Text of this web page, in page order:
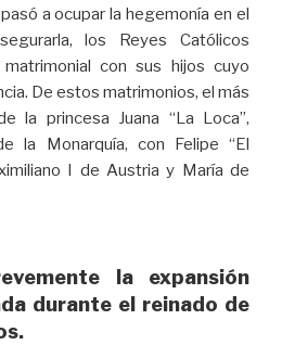
a ocupar la hegemonía en el
los Reyes Católicos
con sus hijos cuyo
De estos matrimonios, el más
la princesa Juana “La Loca”,
la Monarquía, con Felipe “El
I de Austria y María de
la expansión
durante el reinado de